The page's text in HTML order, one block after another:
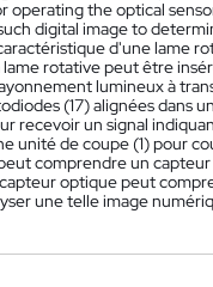
the optical
digital image to
d'une lame
rotative peut être
lumineux à
(17) alignées dans
recevoir un signal
unité de coupe (1) pour
comprendre un
optique peut
une telle image